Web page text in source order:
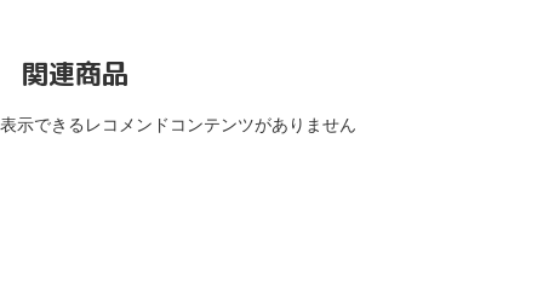
関連商品
表示できるレコメンドコンテンツがありません